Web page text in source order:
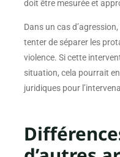
doit être mesurée et
Dans un cas
tenter de séparer les
violence. Si cette
situation, cela pourrait
juridiques pour